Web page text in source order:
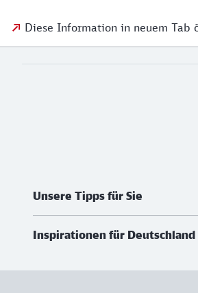
Diese Information in neuem Tab
Unsere Tipps für Sie
Inspirationen für Deutschland